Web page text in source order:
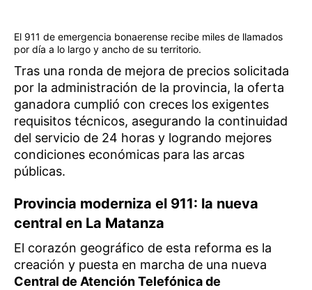
El 911 de emergencia bonaerense recibe miles de llamados
por día a lo largo y ancho de su territorio.
Tras una ronda de mejora de precios solicitada
por la administración de la provincia, la oferta
ganadora cumplió con creces los exigentes
requisitos técnicos, asegurando la continuidad
del servicio de 24 horas y logrando mejores
condiciones económicas para las arcas
públicas.
Provincia moderniza el 911: la nueva
central en La Matanza
El corazón geográfico de esta reforma es la
creación y puesta en marcha de una nueva
Central de Atención Telefónica de